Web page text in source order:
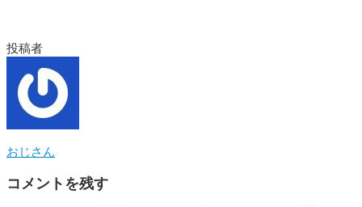
投稿者
おじさん
コメントを残す